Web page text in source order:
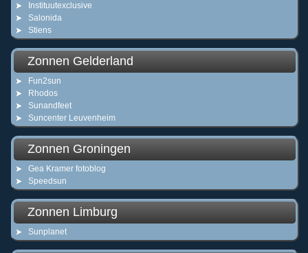
Instituutexclusive
Salonida
Stiens
Zonnen Gelderland
Fun2sun
Rhodos
Sunandfeet
Suncenter Leuvenheim
Zonnen Groningen
Gea Kramer fotoblog
Speedsun
Zonnen Limburg
Sunplanet